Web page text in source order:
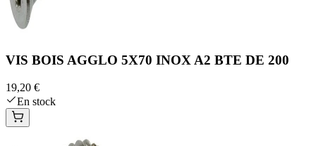
VIS BOIS AGGLO 5X70 INOX A2 BTE DE 200
19,20 €
En stock